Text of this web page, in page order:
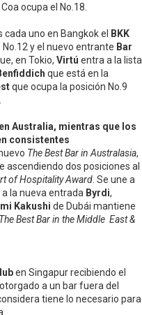
ocupa el No.18.
uno en Bangkok el
BKK
y el nuevo entrante Bar
en Tokio, Virtú entra a la lista
que está en la
que ocupa la posición No.9
Australia, mientras que los
consistentes
The Best Bar in Australasia,
ascendiendo dos posiciones al
of Hospitality Award . Se une a
a la nueva entrada Byrdi,
Kakushi de Dubái mantiene
The Best Bar in the Middle East &
en Singapur recibiendo el
a un bar fuera del
tiene lo necesario para